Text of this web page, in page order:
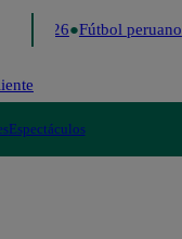
2026 Fútbol peruano
Espectáculos